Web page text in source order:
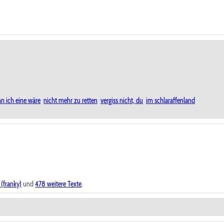
ich eine wäre nicht mehr zu retten vergiss nicht, du im schlaraffenland
und 478 weitere Texte.